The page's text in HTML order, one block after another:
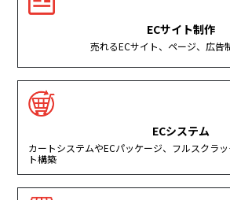
ECサイト制作
売れるECサイト、ページ、広告
ECシステム
カートシステムやECパッケージ、フルスクラ
ト構築